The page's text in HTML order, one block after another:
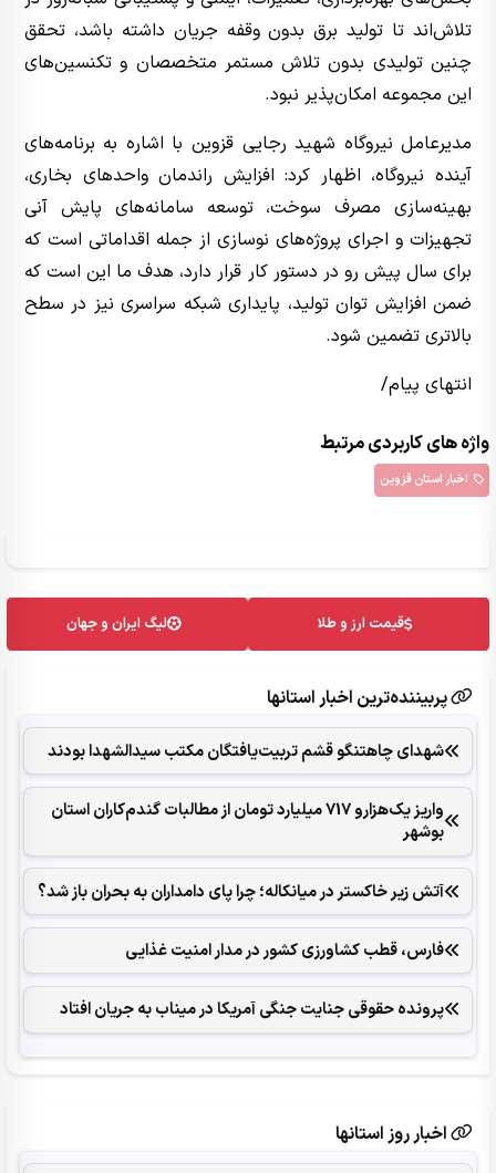
تلاش‌اند تا تولید برق بدون وقفه جریان داشته باشد، تحقق
چنین تولیدی بدون تلاش مستمر متخصصان و تکنسین‌های
این مجموعه امکان‌پذیر نبود.
مدیرعامل نیروگاه شهید رجایی قزوین با اشاره به برنامه‌های
آینده نیروگاه، اظهار کرد: افزایش راندمان واحدهای بخاری،
بهینه‌سازی مصرف سوخت، توسعه سامانه‌های پایش آنی
تجهیزات و اجرای پروژه‌های نوسازی از جمله اقداماتی است که
برای سال پیش رو در دستور کار قرار دارد، هدف ما این است که
ضمن افزایش توان تولید، پایداری شبکه سراسری نیز در سطح
بالاتری تضمین شود.
انتهای پیام/
واژه های کاربردی مرتبط
اخبار استان قزوین
قیمت ارز و طلا لیگ ایران و جهان
پربیننده‌ترین اخبار استانها
شهدای چاهتنگو قشم تربیت‌یافتگان مکتب سیدالشهدا بودند
واریز یک‌هزارو 717 میلیارد تومان از مطالبات گندم‌کاران استان
بوشهر
آتش زیر خاکستر در میانکاله؛ چرا پای دامداران به بحران باز شد؟
فارس، قطب کشاورزی کشور در مدار امنیت غذایی
پرونده حقوقی جنایت جنگی آمریکا در میناب به جریان افتاد
اخبار روز استانها